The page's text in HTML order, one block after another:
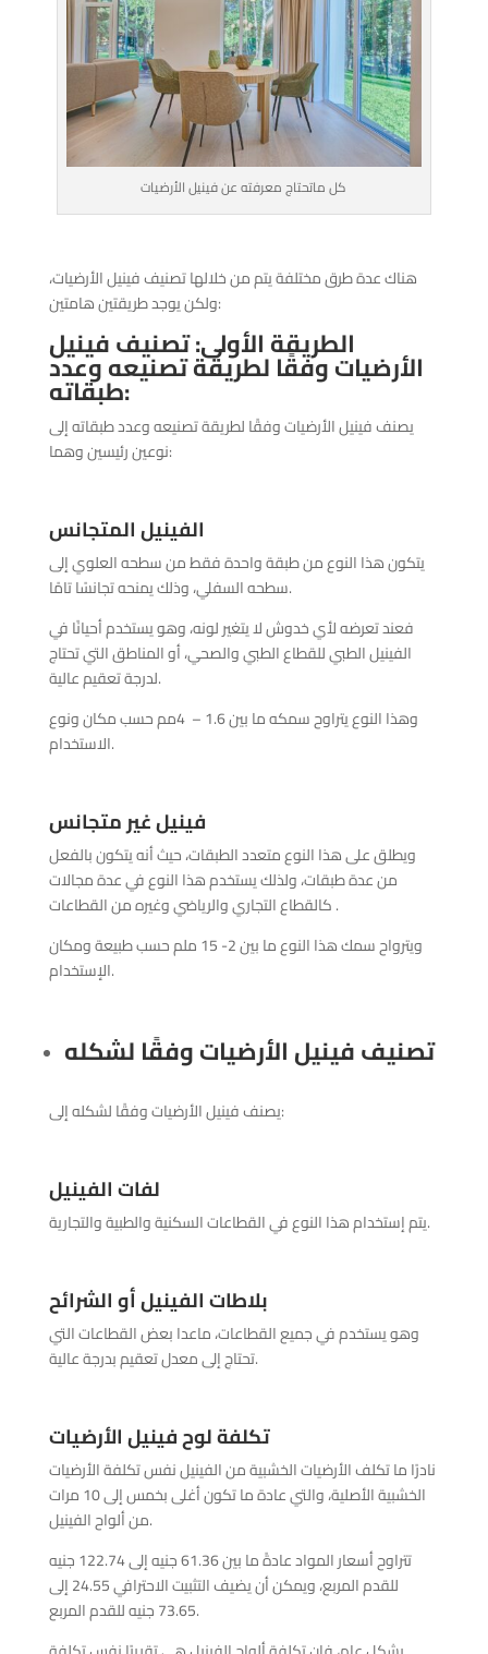
كل ماتحتاج معرفته عن فينيل الأرضيات
هناك عدة طرق مختلفة يتم من خلالها تصنيف فينيل الأرضيات،
ولكن يوجد طريقتين هامتين:
الطريقة الأولى: تصنيف فينيل
الأرضيات وفقًا لطريقة تصنيعه وعدد
طبقاته:
يصنف فينيل الأرضيات وفقًا لطريقة تصنيعه وعدد طبقاته إلى
نوعين رئيسين وهما:
الفينيل المتجانس
يتكون هذا النوع من طبقة واحدة فقط من سطحه العلوي إلى
سطحه السفلي، وذلك يمنحه تجانسًا تامًا.
فعند تعرضه لأي خدوش لا يتغير لونه، وهو يستخدم أحيانًا في
الفينيل الطبي للقطاع الطبي والصحي، أو المناطق التي تحتاج
لدرجة تعقيم عالية.
وهذا النوع يتراوح سمكه ما بين 1.6 – 4مم حسب مكان ونوع
الاستخدام.
فينيل غير متجانس
ويطلق على هذا النوع متعدد الطبقات، حيث أنه يتكون بالفعل
من عدة طبقات، ولذلك يستخدم هذا النوع في عدة مجالات
كالقطاع التجاري والرياضي وغيره من القطاعات .
ويترواح سمك هذا النوع ما بين 2- 15 ملم حسب طبيعة ومكان
الإستخدام.
تصنيف فينيل الأرضيات وفقًا لشكله
يصنف فينيل الأرضيات وفقًا لشكله إلى:
لفات الفينيل
يتم إستخدام هذا النوع في القطاعات السكنية والطبية والتجارية.
بلاطات الفينيل أو الشرائح
وهو يستخدم في جميع القطاعات، ماعدا بعض القطاعات التي
تحتاج إلى معدل تعقيم بدرجة عالية.
تكلفة لوح فينيل الأرضيات
نادرًا ما تكلف الأرضيات الخشبية من الفينيل نفس تكلفة الأرضيات
الخشبية الأصلية، والتي عادة ما تكون أغلى بخمس إلى 10 مرات
من ألواح الفينيل.
تتراوح أسعار المواد عادةً ما بين 61.36 جنيه إلى 122.74 جنيه
للقدم المربع، ويمكن أن يضيف التثبيت الاحترافي 24.55 إلى
73.65 جنيه للقدم المربع.